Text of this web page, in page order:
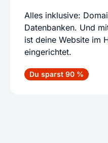
Alles inklusive:
Datenbanken. Und
ist deine Website im
eingerichtet.
Du sparst 90 %